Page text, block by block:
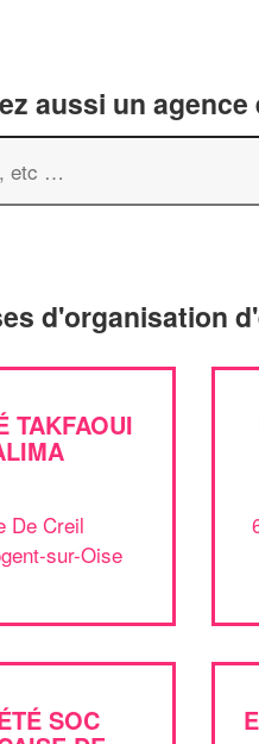
aussi un
d'organisation
TAKFAOUI
De Creil
sur-Oise
SOC